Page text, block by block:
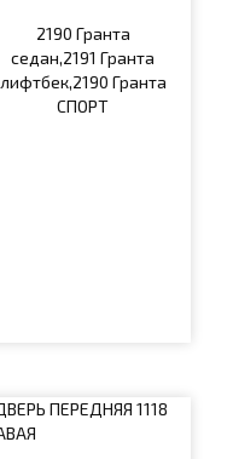
2190 Гранта
седан,2191 Гранта
лифтбек,2190 Гранта
СПОРТ